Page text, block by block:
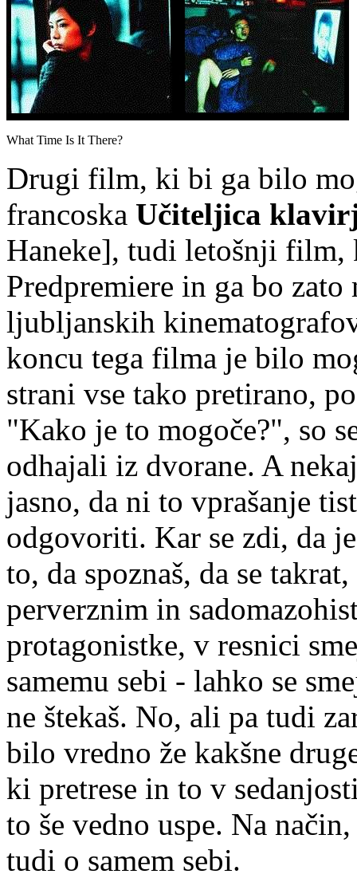
What Time Is It There?
Drugi film, ki bi ga bilo
francoska Učiteljica
Haneke], tudi letošnji
Predpremiere in ga bo
ljubljanskih
koncu tega filma je bilo
strani vse tako pretirano,
"Kako je to mogoče?", so
odhajali iz dvorane. A
jasno, da ni to vprašanje
odgovoriti. Kar se zdi, da
to, da spoznaš, da se
perverznim in
protagonistke, v resnici
samemu sebi - lahko se
ne štekaš. No, ali pa tudi
bilo vredno že kakšne
ki pretrese in to v
to še vedno uspe. Na
tudi o samem sebi.